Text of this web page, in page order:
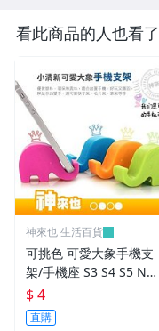
看此商品的人也看了
神來也 生活百貨
可挑色 可愛大象手機支
架/手機座 S3 S4 S5 NO
TE 2 3 Z1 Z2 ZU Z M7
M8 816~神來也
$ 4
直購